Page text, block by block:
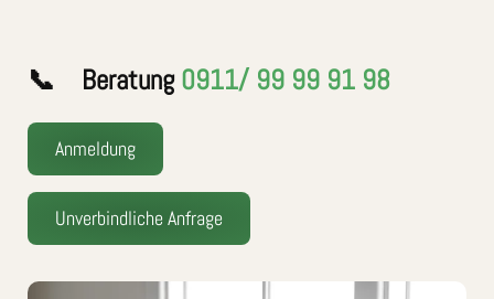
📞 Beratung0911/ 99 99 91 98
Anmeldung
Unverbindliche Anfrage